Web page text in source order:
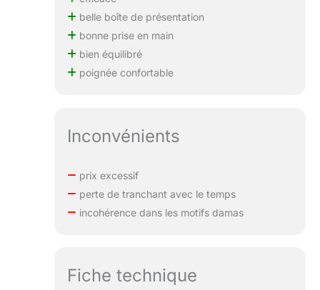
chefs
anniversaire, fête
belle boîte de présentation
bonne prise en main
bien équilibré
poignée confortable
Inconvénients
prix excessif
perte de tranchant avec le temps
incohérence dans les motifs damas
Fiche technique